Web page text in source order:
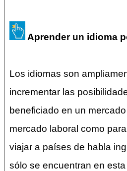
Aprender un idioma
Los idiomas son
incrementar las
beneficiado en un
mercado laboral como
viajar a países de habla
sólo se encuentran en